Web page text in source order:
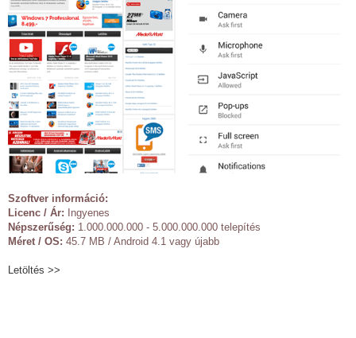
Szoftver információ:
Licenc / Ár: Ingyenes
Népszerűség: 1.000.000.000 - 5.000.000.000 telepítés
Méret / OS: 45.7 MB / Android 4.1 vagy újabb
Letöltés >>